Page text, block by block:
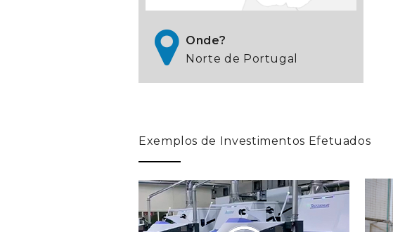
Onde?
Norte de Portugal
Exemplos de Investimentos Efetuados